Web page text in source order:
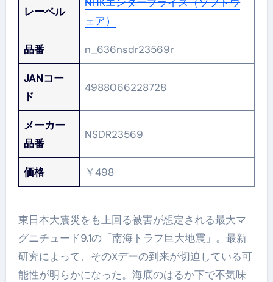
レーベル
ェア）
品番 n_636nsdr23569r
JANコー
ド
4988066228728
メーカー
品番
NSDR23569
価格 ￥498
東日本大震災をも上回る被害が想定される最大マ
グニチュード9.1の「南海トラフ巨大地震」。最新
研究によって、そのXデーの到来が切迫している可
能性が明らかになった。海底のはるか下で不気味